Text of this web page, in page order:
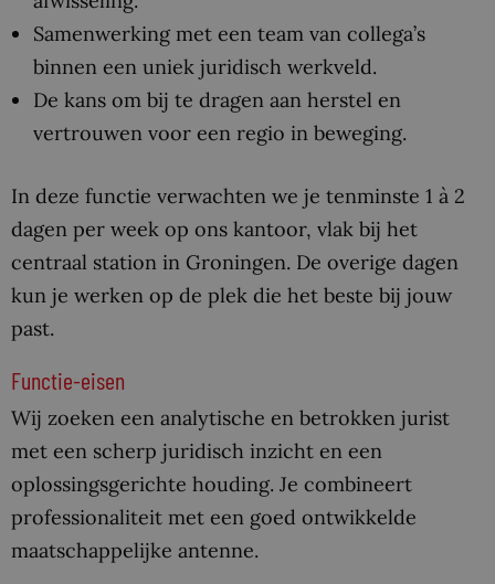
Samenwerking met een team van collega’s
binnen een uniek juridisch werkveld.
De kans om bij te dragen aan herstel en
vertrouwen voor een regio in beweging.
In deze functie verwachten we je tenminste 1 à 2
dagen per week op ons kantoor, vlak bij het
centraal station in Groningen. De overige dagen
kun je werken op de plek die het beste bij jouw
past.
Functie-eisen
Wij zoeken een analytische en betrokken jurist
met een scherp juridisch inzicht en een
oplossingsgerichte houding. Je combineert
professionaliteit met een goed ontwikkelde
maatschappelijke antenne.